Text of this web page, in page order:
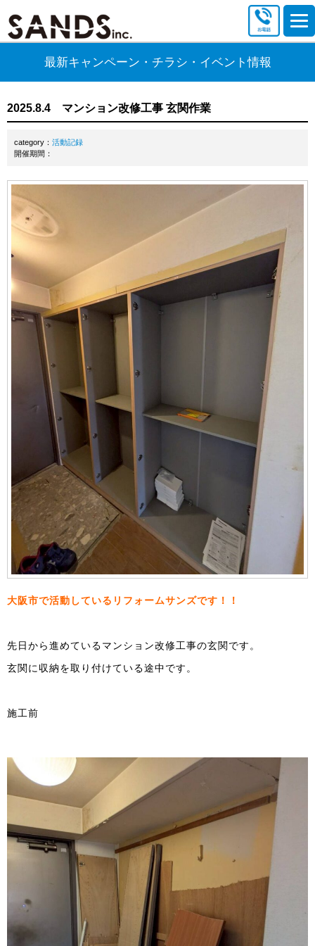
最新キャンペーン・チラシ・イベント情報
2025.8.4 マンション改修工事 玄関作業
category： 活動記録
開催期間：
大阪市で活動しているリフォームサンズです！！
先日から進めているマンション改修工事の玄関です。
玄関に収納を取り付けている途中です。
施工前